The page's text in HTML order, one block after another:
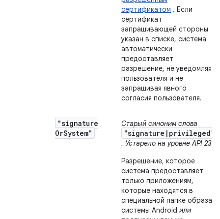
сертификатом . Если
сертификат
запрашивающей стороны
указан в списке, система
автоматически
предоставляет
разрешение, не уведомляя
пользователя и не
запрашивая явного
согласия пользователя.
"signature
OrSystem"
Старый синоним слова
"signature|privileged"
. Устарело на уровне API 23.
Разрешение, которое
система предоставляет
только приложениям,
которые находятся в
специальной папке образа
системы Android или